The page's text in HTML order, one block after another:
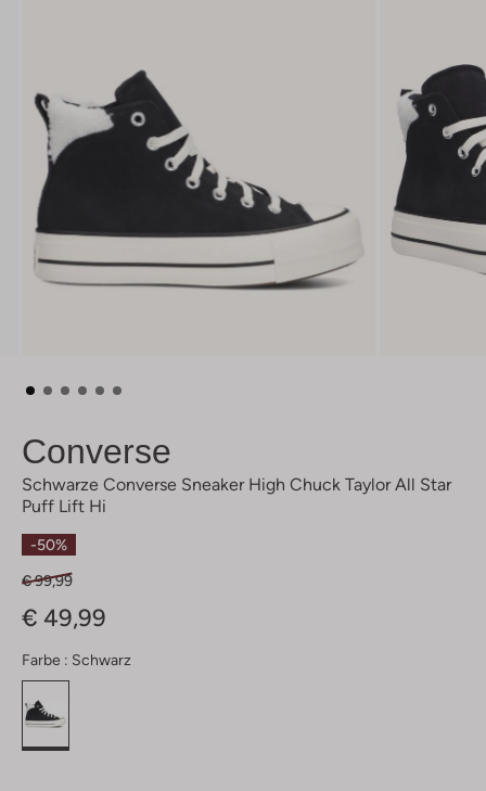
Converse
Schwarze Converse Sneaker High Chuck Taylor All Star
Puff Lift Hi
-50%
€ 99,99
€ 49,99
Farbe : Schwarz